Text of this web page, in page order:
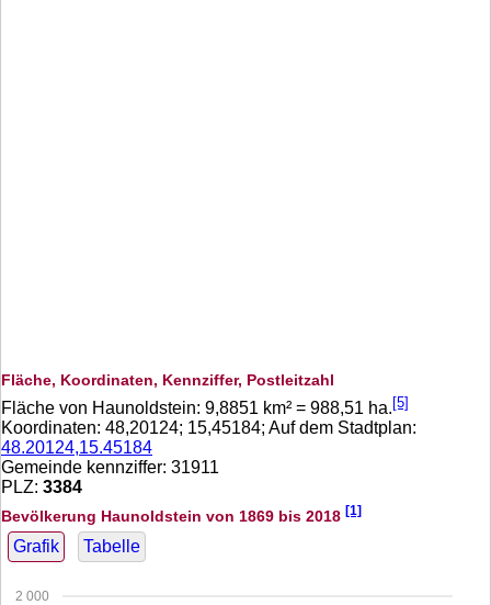
Fläche, Koordinaten, Kennziffer, Postleitzahl
Fläche von Haunoldstein: 9,8851 km² = 988,51 ha. [5]
Koordinaten: 48,20124; 15,45184; Auf dem Stadtplan:
48.20124,15.45184
Gemeinde kennziffer: 31911
PLZ: 3384
Bevölkerung Haunoldstein von 1869 bis 2018 [1]
Grafik Tabelle
2 000